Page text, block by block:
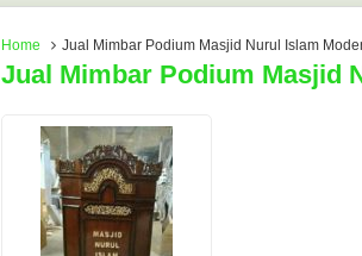
Home Jual Mimbar Podium Masjid Nurul Islam
Jual Mimbar Podium Masjid